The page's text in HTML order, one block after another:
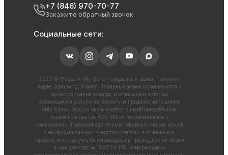
+7 (846) 970-70-77
Закажите обратный звонок
Социальные сети:
2023 © Магазин My Store - продажа и ремонт техники
Apple, Samsung, Xiaomi. Товарные знаки используются с
целью описания товара, в отношении которых
производятся услуги по ремонту и продаже магазином
«My Store». Услуги оказываются в неавторизованном
сервисном центре «My Store» не связанными с
компаниями. Правообладателями товарных знаков и/или
с ее официальными представителями в отношении
товаров, которые уже были введены в гражданский оборот
в смысле статьи 1487 ГК РФ. Информация о